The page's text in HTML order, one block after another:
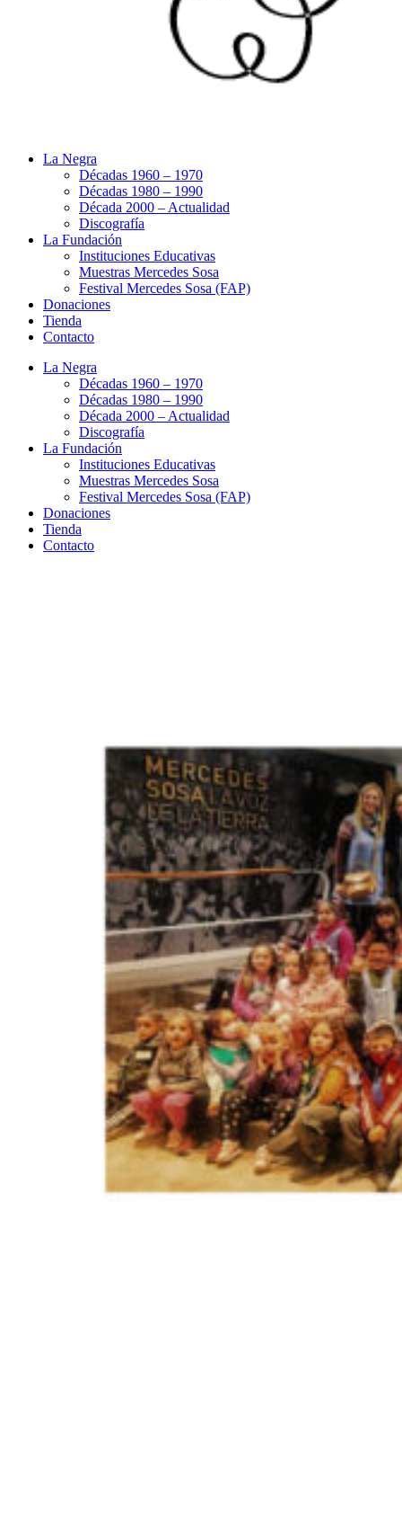
La Negra
Décadas 1960 – 1970
Décadas 1980 – 1990
Década 2000 – Actualidad
Discografía
La Fundación
Instituciones Educativas
Muestras Mercedes Sosa
Festival Mercedes Sosa (FAP)
Donaciones
Tienda
Contacto
La Negra
Décadas 1960 – 1970
Décadas 1980 – 1990
Década 2000 – Actualidad
Discografía
La Fundación
Instituciones Educativas
Muestras Mercedes Sosa
Festival Mercedes Sosa (FAP)
Donaciones
Tienda
Contacto